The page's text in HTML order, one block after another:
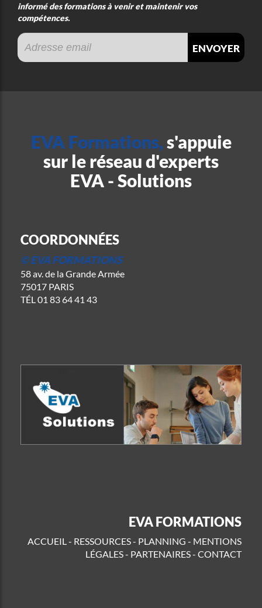
informé des formations à venir et maintenir vos
compétences.
envoyer
EVA Formations,s'appuie
sur le réseau d'experts
EVA - Solutions
COORDONNÉES
© EVA FORMATIONS
58 av. de la Grande Armée
75017 PARIS
TÉL01 83 64 41 43
EVA FORMATIONS
ACCUEIL - RESSOURCES- PLANNING - MENTIONS
LÉGALES- PARTENAIRES- CONTACT